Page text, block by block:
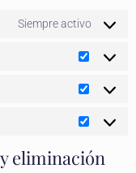
Siempre activo
eliminación